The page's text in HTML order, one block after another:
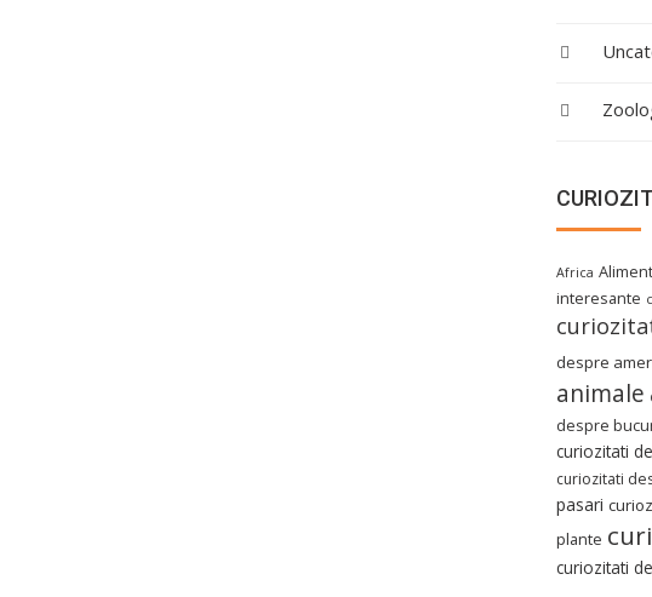
Africa
interesante
despre
animale
despre
curiozitati
curiozitati
pasari
plante
curiozitati